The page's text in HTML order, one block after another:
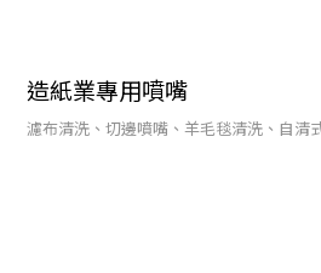
造紙業專用噴嘴
濾布清洗、切邊噴嘴、羊毛毯清洗、自清